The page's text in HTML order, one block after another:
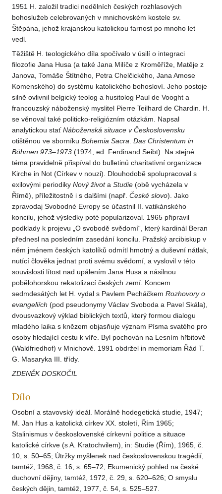
1951 H. založil tradici nedělních českých rozhlasových
bohoslužeb celebrovaných v mnichovském kostele sv.
Štěpána, jehož krajanskou katolickou farnost po mnoho let
vedl.
Těžiště H. teologického díla spočívalo v úsilí o integraci
filozofie Jana Husa (a také Jana Milíče z Kroměříže, Matěje z
Janova, Tomáše Štítného, Petra Chelčického, Jana Amose
Komenského) do systému katolického bohosloví. Jeho postoje
silně ovlivnil belgický teolog a husitolog Paul de Vooght a
francouzský náboženský myslitel Pierre Teilhard de Chardin. H.
se věnoval také politicko-religiózním otázkám. Napsal
analytickou staťNáboženská situace v Československu
otištěnou ve sborníku Bohemia Sacra Das Christentum in
Böhmen 973–1973 (1974, ed. Ferdinand Seibt). Na stejné
téma pravidelně přispíval do bulletinů charitativní organizace
Kirche in Not (Církev v nouzi). Dlouhodobě spolupracoval s
exilovými periodiky Nový života Studie (obě vycházela v
Římě), příležitostně i s dalšími (např. České slovo). Jako
zpravodaj Svobodné Evropy se účastnil II. vatikánského
koncilu, jehož výsledky poté popularizoval. 1965 připravil
podklady k projevu „O svobodě svědomí“, který kardinál Beran
přednesl na posledním zasedání koncilu. Pražský arcibiskup v
něm jménem českých katolíků odmítl hmotný a duševní nátlak,
nutící člověka jednat proti svému svědomí, a vyslovil v této
souvislosti lítost nad upálením Jana Husa a násilnou
pobělohorskou rekatolizací českých zemí. Koncem
sedmdesátých let H. vydal s Pavlem Pecháčkem Rozhovory o
evangeliích (pod pseudonymy Václav Svoboda a Pavel Skála),
dvousvazkový výklad biblických textů, který formou dialogu
mladého laika s knězem objasňuje význam Písma svatého pro
osoby hledající cestu k víře. Byl pochován na Lesním hřbitově
(Waldfriedhof) v Mnichově. 1991 obdržel in memoriam Řád T.
G. Masaryka III. třídy.
ZDENĚK DOSKOČIL
Dílo
Osobní a stavovský ideál. Morálně hodegetická studie, 1947;
M. Jan Hus a katolická církev XX. století, Řím 1965;
Stalinismus v československé církevní politice a situace
katolické církve (s A. Kratochvilem), in: Studie (Řím), 1965, č.
10, s. 50–65; Útržky myšlenek nad československou tragédií,
tamtéž, 1968, č. 16, s. 65–72; Ekumenický pohled na české
duchovní dějiny, tamtéž, 1972, č. 29, s. 620–626; O smyslu
českých dějin, tamtéž, 1977, č. 54, s. 525–527.